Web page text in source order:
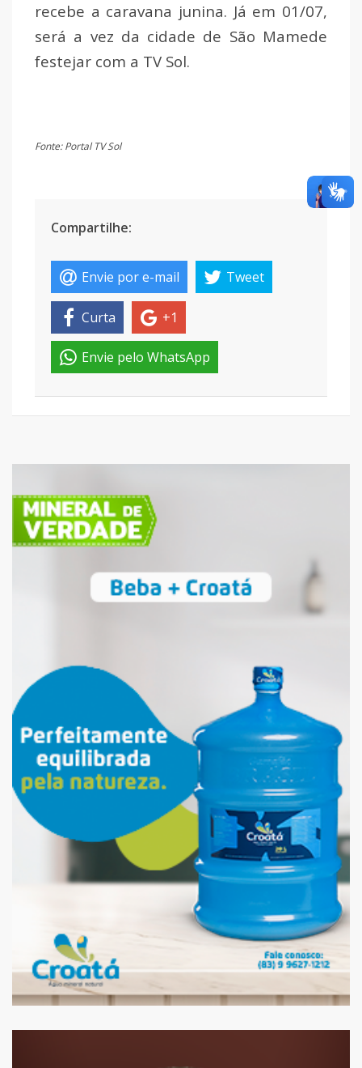
recebe a caravana junina. Já em 01/07,
será a vez da cidade de São Mamede
festejar com a TV Sol.
Fonte: Portal TV Sol
Compartilhe:
Envie por e-mail Tweet
Curta +1
Envie pelo WhatsApp